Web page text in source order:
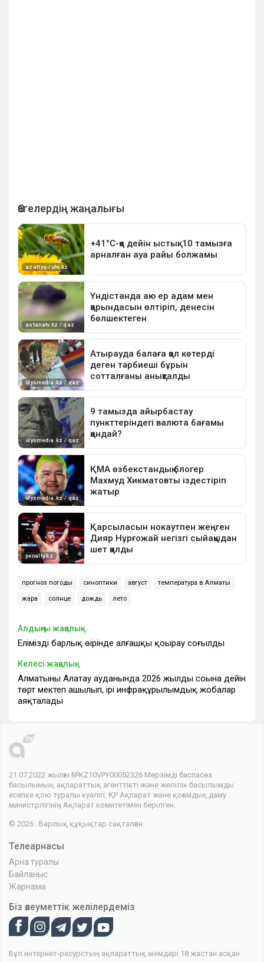
прогноз погоды синоптики август температура в Алматы
жара солнце дождь лето
Алдыңғы жаңалық
Еліміздің барлық өңірінде алғашқы қоңырау соғылды
Келесі жаңалық
Алматының Алатау ауданында 2026 жылдың соңына дейін
төрт мектеп ашылып, ірі инфрақұрылымдық жобалар
аяқталады
21.07.2022 жылғы №KZ10VPY00052326 Мерзімді баспасөз
басылымын, ақпараттық агенттікті және желілік басылымды
есепке қою туралы куәлігі, ҚР Ақпарат және қоғамдық даму
министрлігінің Ақпарат комитетімен берілген.
© 2026 . Барлық құқықтар сақталған
Телеарнасы
Арна туралы
Байланыс
Жарнама
Біз әлеуметтік желілердеміз
Бұл интернет-ресурстың ақпараттық өнімдері 18 жастан асқан